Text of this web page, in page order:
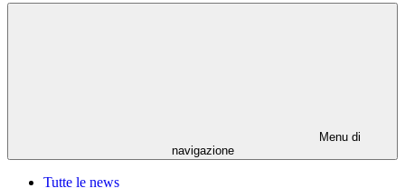
Menu di
navigazione
Tutte le news